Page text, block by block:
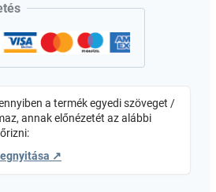
a termék egyedi szöveget /
annak előnézetét az alábbi
↗